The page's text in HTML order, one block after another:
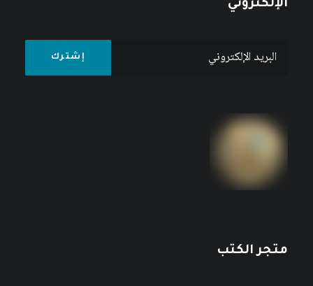
الإلكتروني
متجر الكتب